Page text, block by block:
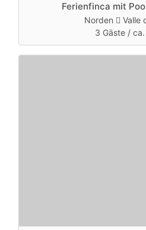
Ferienfinca mit
Norden
Valle
3 Gäste /